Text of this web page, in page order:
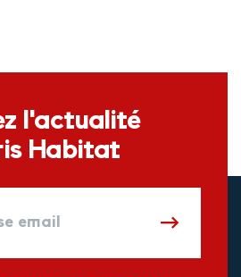
l'actualité
Habitat